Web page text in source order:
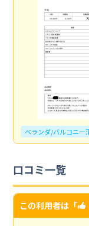
ベランダ/バルコニー
口コミ一覧
この利用者は「